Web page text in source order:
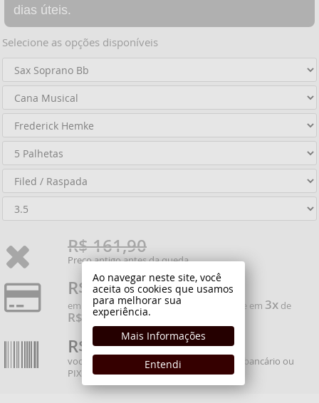
dias úteis.
Selecione as opções disponíveis
R$ 161,90
Preço antigo antes da queda
R$ 57,90[ R$104,00 de economia ]
em todos os cartões de crédito, ou parcele em 3x de
R$ 19,30
R$ 49,22
você ganha
de desconto no boleto bancário ou
PIX
. Uma economia de R$112,69.
Ao navegar neste site, você
aceita os cookies que usamos
para melhorar sua
experiência.
Mais Informações
Entendi